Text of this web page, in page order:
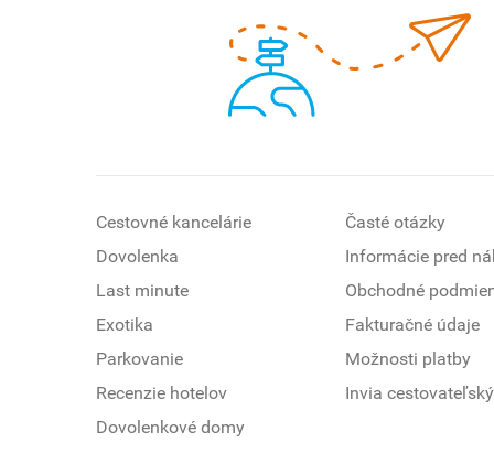
Cestovné kancelárie
Dovolenka
Last minute
Exotika
Parkovanie
Recenzie hotelov
Dovolenkové domy
Časté otázky
Informácie pred
Obchodné
Fakturačné údaje
Možnosti platby
Invia